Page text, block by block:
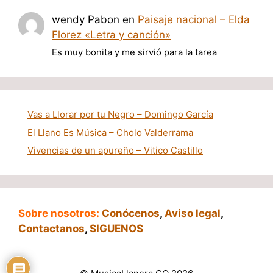
wendy Pabon en Paisaje nacional – Elda
Florez «Letra y canción»
Es muy bonita y me sirvió para la tarea
Vas a Llorar por tu Negro – Domingo García
El Llano Es Música – Cholo Valderrama
Vivencias de un apureño – Vitico Castillo
Sobre nosotros: Conócenos, Aviso legal,
Contactanos, SIGUENOS